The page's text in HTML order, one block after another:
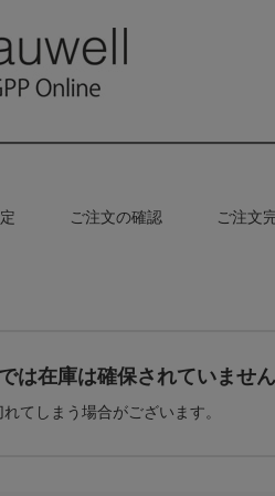
ご注文の確認 ご注文
は在庫は確保されていません
てしまう場合がございます。